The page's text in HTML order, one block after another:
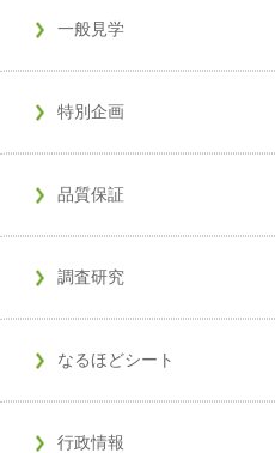
一般見学
特別企画
品質保証
調査研究
なるほどシート
行政情報